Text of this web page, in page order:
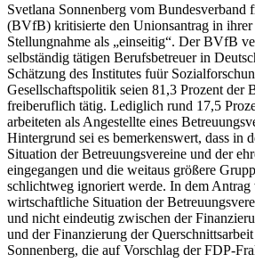
Svetlana Sonnenberg vom Bundesverband
(BVfB) kritisierte den Unionsantrag in ihrer
Stellungnahme als „einseitig“. Der BVfB
selbständig tätigen Berufsbetreuer in
Schätzung des Institutes fuür
Gesellschaftspolitik seien 81,3 Prozent der
freiberuflich tätig. Lediglich rund 17,5
arbeiteten als Angestellte eines
Hintergrund sei es bemerkenswert, dass in
Situation der Betreuungsvereine und der
eingegangen und die weitaus größere
schlichtweg ignoriert werde. In dem Antrag
wirtschaftliche Situation der
und nicht eindeutig zwischen der
und der Finanzierung der
Sonnenberg, die auf Vorschlag der FDP-